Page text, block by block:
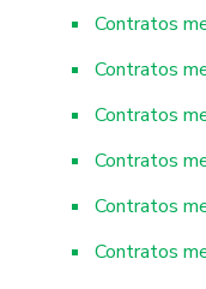
Contratos
Contratos
Contratos
Contratos
Contratos
Contratos